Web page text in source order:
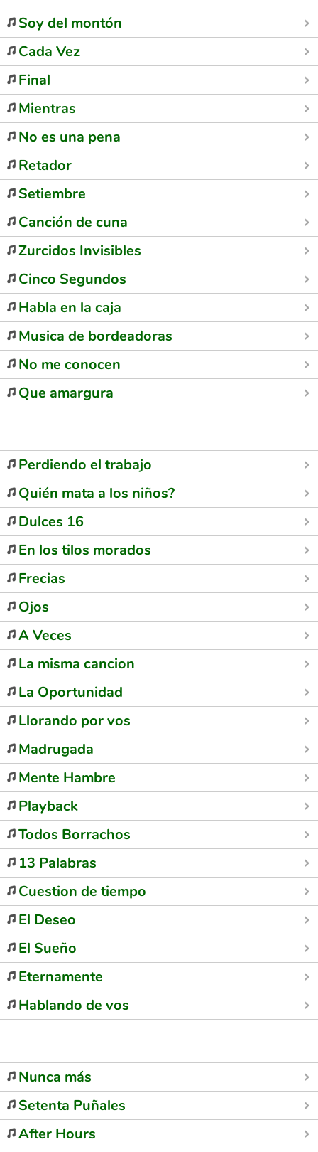
Soy del montón
Cada Vez
Final
Mientras
No es una pena
Retador
Setiembre
Canción de cuna
Zurcidos Invisibles
Cinco Segundos
Habla en la caja
Musica de bordeadoras
No me conocen
Que amargura
Perdiendo el trabajo
Quién mata a los niños?
Dulces 16
En los tilos morados
Frecias
Ojos
A Veces
La misma cancion
La Oportunidad
Llorando por vos
Madrugada
Mente Hambre
Playback
Todos Borrachos
13 Palabras
Cuestion de tiempo
El Deseo
El Sueño
Eternamente
Hablando de vos
Nunca más
Setenta Puñales
After Hours